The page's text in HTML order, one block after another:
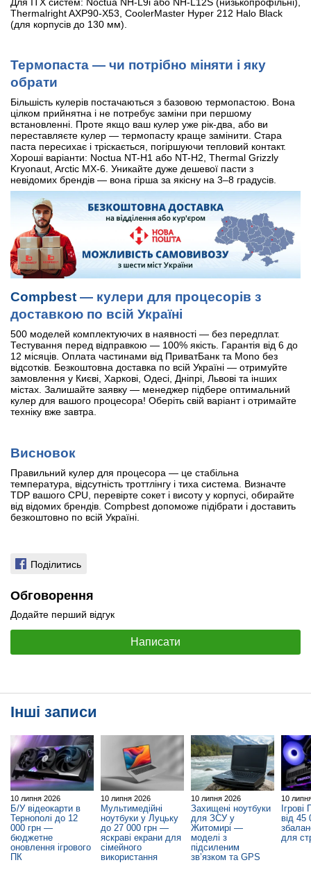
Thermalright AXP90-X53, CoolerMaster Hyper 212 Halo Black
(для корпусів до 130 мм).
Термопаста — чи потрібно міняти і яку
обрати
Більшість кулерів постачаються з базовою термопастою. Вона
цілком прийнятна і не потребує заміни при першому
встановленні. Проте якщо ваш кулер уже рік-два, або ви
переставляєте кулер — термопасту краще замінити. Стара
паста пересихає і тріскається, погіршуючи тепловий контакт.
Хороші варіанти: Noctua NT-H1 або NT-H2, Thermal Grizzly
Kryonaut, Arctic MX-6. Уникайте дуже дешевої пасти з
невідомих брендів — вона гірша за якісну на 3–8 градусів.
Compbest — кулери для процесорів з
доставкою по всій Україні
500 моделей комплектуючих в наявності — без передплат.
Тестування перед відправкою — 100% якість. Гарантія від 6 до
12 місяців. Оплата частинами від ПриватБанк та Mono без
відсотків. Безкоштовна доставка по всій Україні — отримуйте
замовлення у Києві, Харкові, Одесі, Дніпрі, Львові та інших
містах. Залишайте заявку — менеджер підбере оптимальний
кулер для вашого процесора! Оберіть свій варіант і отримайте
техніку вже завтра.
Висновок
Правильний кулер для процесора — це стабільна
температура, відсутність троттлінгу і тиха система. Визначте
TDP вашого CPU, перевірте сокет і висоту у корпусі, обирайте
від відомих брендів. Compbest допоможе підібрати і доставить
безкоштовно по всій Україні.
Поділитись
Обговорення
Додайте перший відгук
Написати
Інші записи
10 липня 2026
Б/У відеокарти в
Тернополі до 12
000 грн —
бюджетне
оновлення ігрового
ПК
10 липня 2026
Мультимедійні
ноутбуки у Луцьку
до 27 000 грн —
яскраві екрани для
сімейного
використання
10 липня 2026
Захищені ноутбуки
для ЗСУ у
Житомирі —
моделі з
підсиленим
зв’язком та GPS
10
від
для